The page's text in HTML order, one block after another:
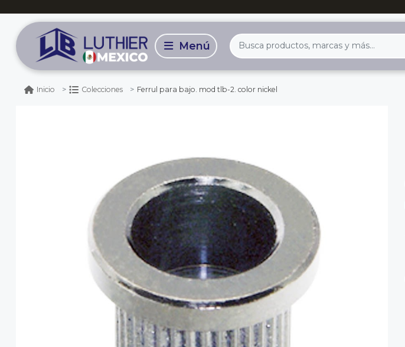
Inicio Colecciones Ferrul para bajo. mod tlb-2. color nickel